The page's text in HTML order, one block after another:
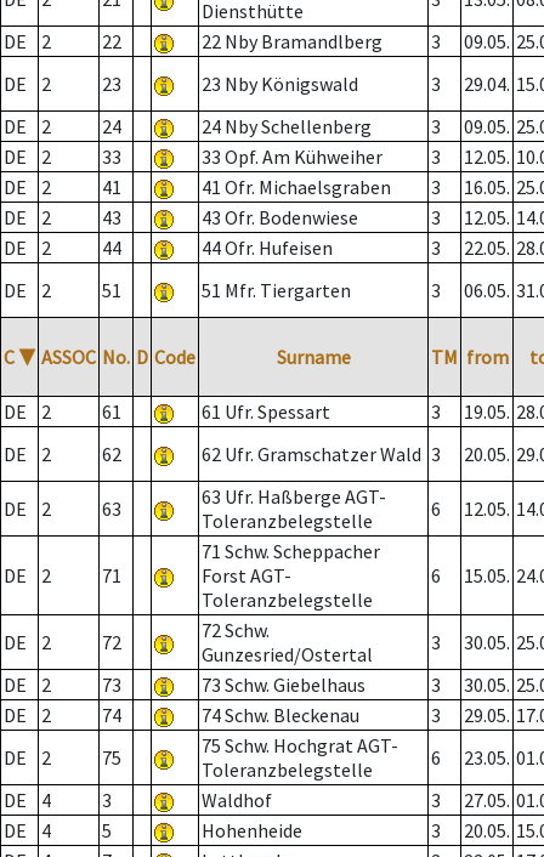
Diensthütte
DE
2 22 22 Nby Bramandlberg 3 09.05.
DE
2 23 23 Nby Königswald 3 29.04.
DE
2 24 24 Nby Schellenberg 3 09.05.
DE
2 33 33 Opf. Am Kühweiher 3 12.05.
DE
2 41 41 Ofr. Michaelsgraben 3 16.05.
DE
2 43 43 Ofr. Bodenwiese 3 12.05.
DE
2 44 44 Ofr. Hufeisen 3 22.05.
DE
2 51 51 Mfr. Tiergarten 3 06.05.
C ▼ ASSOC No. D Code Surname TM from
DE 2 61 61 Ufr. Spessart 3 19.05.
DE
2 62 62 Ufr. Gramschatzer Wald 3 20.05.
DE 2 63
63 Ufr. Haßberge AGT-
Toleranzbelegstelle
6 12.05.
DE 2 71
71 Schw. Scheppacher
Forst AGT-
Toleranzbelegstelle
6 15.05.
DE 2 72
72 Schw.
Gunzesried/Ostertal
3 30.05.
DE
2 73 73 Schw. Giebelhaus 3 30.05.
DE
2 74 74 Schw. Bleckenau 3 29.05.
DE
2 75
75 Schw. Hochgrat AGT-
Toleranzbelegstelle
6 23.05.
DE
4 3 Waldhof 3 27.05.
DE
4 5 Hohenheide 3 20.05.